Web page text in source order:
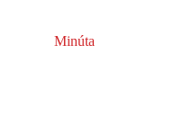
Minúta